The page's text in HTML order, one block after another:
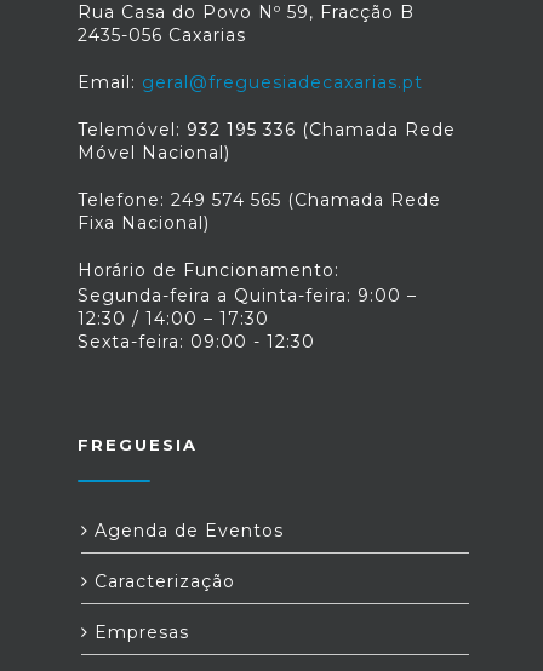
Rua Casa do Povo Nº 59, Fracção B
2435-056 Caxarias
Email: geral@freguesiadecaxarias.pt
Telemóvel: 932 195 336 (Chamada Rede
Móvel Nacional)
Telefone: 249 574 565 (Chamada Rede
Fixa Nacional)
Horário de Funcionamento:
Segunda-feira a Quinta-feira: 9:00 –
12:30 / 14:00 – 17:30
Sexta-feira: 09:00 - 12:30
FREGUESIA
Agenda de Eventos
Caracterização
Empresas